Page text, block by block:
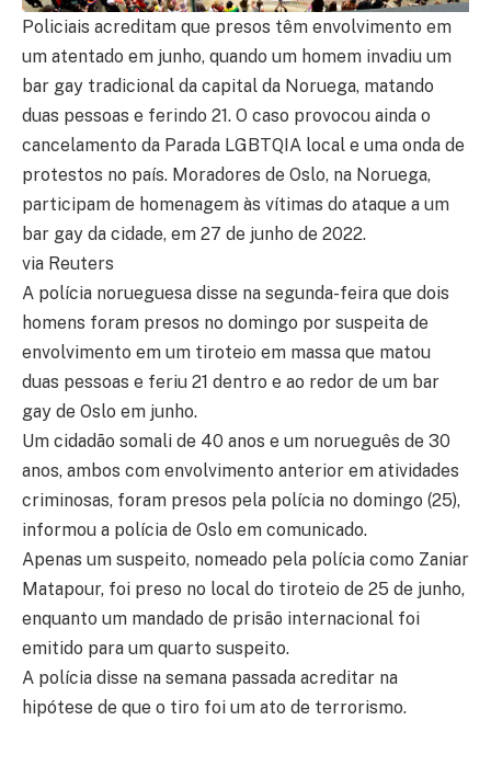
Policiais acreditam que presos têm envolvimento em
um atentado em junho, quando um homem invadiu um
bar gay tradicional da capital da Noruega, matando
duas pessoas e ferindo 21. O caso provocou ainda o
cancelamento da Parada LGBTQIA local e uma onda de
protestos no país. Moradores de Oslo, na Noruega,
participam de homenagem às vítimas do ataque a um
bar gay da cidade, em 27 de junho de 2022.
via Reuters
A polícia norueguesa disse na segunda-feira que dois
homens foram presos no domingo por suspeita de
envolvimento em um tiroteio em massa que matou
duas pessoas e feriu 21 dentro e ao redor de um bar
gay de Oslo em junho.
Um cidadão somali de 40 anos e um norueguês de 30
anos, ambos com envolvimento anterior em atividades
criminosas, foram presos pela polícia no domingo (25),
informou a polícia de Oslo em comunicado.
Apenas um suspeito, nomeado pela polícia como Zaniar
Matapour, foi preso no local do tiroteio de 25 de junho,
enquanto um mandado de prisão internacional foi
emitido para um quarto suspeito.
A polícia disse na semana passada acreditar na
hipótese de que o tiro foi um ato de terrorismo.